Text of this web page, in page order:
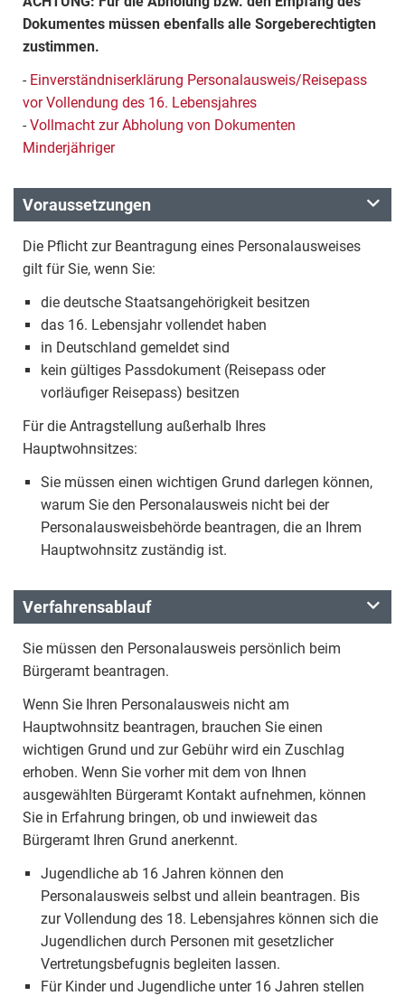
Dokumentes müssen ebenfalls alle Sorgeberechtigten
zustimmen.
- Einverständniserklärung Personalausweis/Reisepass
vor Vollendung des 16. Lebensjahres
- Vollmacht zur Abholung von Dokumenten
Minderjähriger
Voraussetzungen
Die Pflicht zur Beantragung eines Personalausweises
gilt für Sie, wenn Sie:
die deutsche Staatsangehörigkeit besitzen
das 16. Lebensjahr vollendet haben
in Deutschland gemeldet sind
kein gültiges Passdokument (Reisepass oder
vorläufiger Reisepass) besitzen
Für die Antragstellung außerhalb Ihres
Hauptwohnsitzes:
Sie müssen einen wichtigen Grund darlegen können,
warum Sie den Personalausweis nicht bei der
Personalausweisbehörde beantragen, die an Ihrem
Hauptwohnsitz zuständig ist.
Verfahrensablauf
Sie müssen den Personalausweis persönlich beim
Bürgeramt beantragen.
Wenn Sie Ihren Personalausweis nicht am
Hauptwohnsitz beantragen, brauchen Sie einen
wichtigen Grund und zur Gebühr wird ein Zuschlag
erhoben. Wenn Sie vorher mit dem von Ihnen
ausgewählten Bürgeramt Kontakt aufnehmen, können
Sie in Erfahrung bringen, ob und inwieweit das
Bürgeramt Ihren Grund anerkennt.
Jugendliche ab 16 Jahren können den
Personalausweis selbst und allein beantragen. Bis
zur Vollendung des 18. Lebensjahres können sich die
Jugendlichen durch Personen mit gesetzlicher
Vertretungsbefugnis begleiten lassen.
Für Kinder und Jugendliche unter 16 Jahren stellen